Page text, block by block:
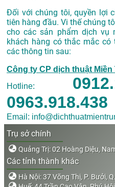
Đối với chúng tôi, quyền lợi
tiên hàng đầu. Vi thế chúng
cho các sản phẩm dịch vụ
khách hàng có thắc mắc
các thông tin sau:
Công ty CP dịch thuật Miền
Hotline:
0963.918.438
Email:
Trụ sở chính
Quảng Trị: 02 Hoàng Diệu,
Các tỉnh thành khác
Hà Nội: 37 Võng Thị, P. Bưởi,